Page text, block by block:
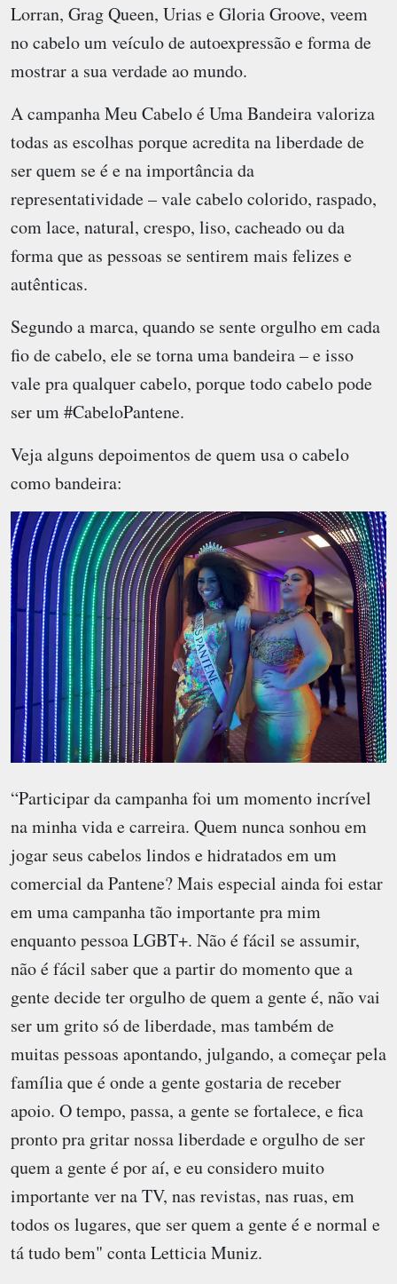
Lorran, Grag Queen, Urias e Gloria Groove, veem
no cabelo um veículo de autoexpressão e forma de
mostrar a sua verdade ao mundo.
A campanha Meu Cabelo é Uma Bandeira valoriza
todas as escolhas porque acredita na liberdade de
ser quem se é e na importância da
representatividade – vale cabelo colorido, raspado,
com lace, natural, crespo, liso, cacheado ou da
forma que as pessoas se sentirem mais felizes e
autênticas.
Segundo a marca, quando se sente orgulho em cada
fio de cabelo, ele se torna uma bandeira – e isso
vale pra qualquer cabelo, porque todo cabelo pode
ser um #CabeloPantene.
Veja alguns depoimentos de quem usa o cabelo
como bandeira:
“Participar da campanha foi um momento incrível
na minha vida e carreira. Quem nunca sonhou em
jogar seus cabelos lindos e hidratados em um
comercial da Pantene? Mais especial ainda foi estar
em uma campanha tão importante pra mim
enquanto pessoa LGBT+. Não é fácil se assumir,
não é fácil saber que a partir do momento que a
gente decide ter orgulho de quem a gente é, não vai
ser um grito só de liberdade, mas também de
muitas pessoas apontando, julgando, a começar pela
família que é onde a gente gostaria de receber
apoio. O tempo, passa, a gente se fortalece, e fica
pronto pra gritar nossa liberdade e orgulho de ser
quem a gente é por aí, e eu considero muito
importante ver na TV, nas revistas, nas ruas, em
todos os lugares, que ser quem a gente é e normal e
tá tudo bem" conta Letticia Muniz.